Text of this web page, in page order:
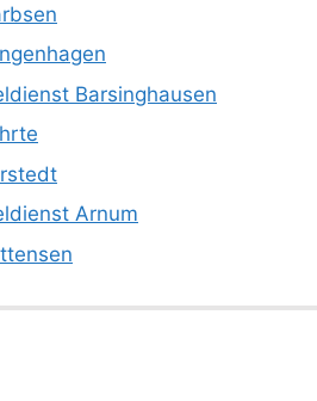
Barsinghausen
Arnum